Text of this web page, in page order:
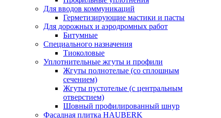
Для вводов коммуникаций
Герметизирующие мастики и пасты
Для дорожных и аэродромных работ
Битумные
Специального назначения
Тиоколовые
Уплотнительные жгуты и профили
Жгуты полнотелые (со сплошным
сечением)
Жгуты пустотелые (с центральным
отверстием)
Шовный профилированный шнур
Фасадная плитка HAUBERK